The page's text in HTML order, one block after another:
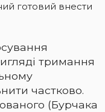
готовий внести
тримання
частково.
(Бурчака